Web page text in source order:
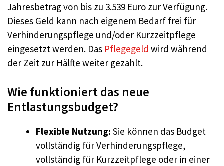
Jahresbetrag von bis zu 3.539 Euro zur Verfügung.
Dieses Geld kann nach eigenem Bedarf frei für
Verhinderungspflege und/oder Kurzzeitpflege
eingesetzt werden. Das Pflegegeld wird während
der Zeit zur Hälfte weiter gezahlt.
Wie funktioniert das neue
Entlastungsbudget?
Flexible Nutzung: Sie können das Budget
vollständig für Verhinderungspflege,
vollständig für Kurzzeitpflege oder in einer